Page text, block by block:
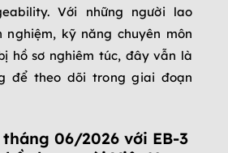
Với những người lao
nghiệm, kỹ năng chuyên môn
hồ sơ nghiêm túc, đây vẫn là
để theo dõi trong giai đoạn
06/2026 với EB-3